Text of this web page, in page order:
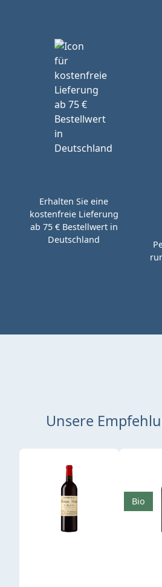
Erhalten Sie eine
kostenfreie Lieferung
ab 75 € Bestellwert in
Deutschland
Unsere
Produktgalerie überspringen
Bio